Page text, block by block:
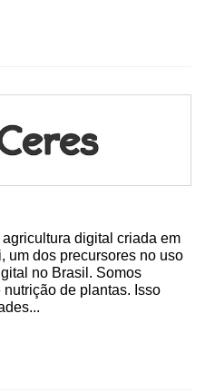
digital criada em
um dos precursores no uso
no Brasil. Somos
de plantas. Isso